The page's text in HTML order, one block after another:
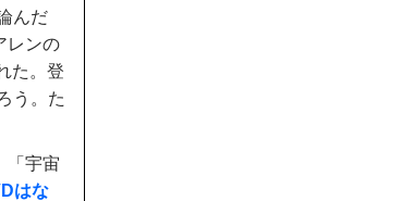
んだ
レンの
た。登
う。た
「宇宙
はな